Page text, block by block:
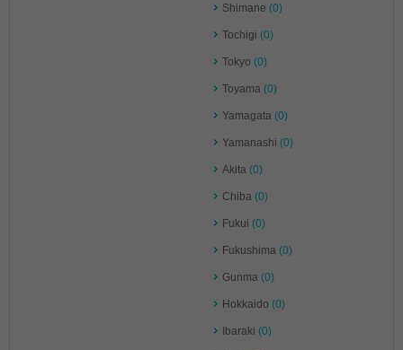
Shimane (0)
Tochigi (0)
Tokyo (0)
Toyama (0)
Yamagata (0)
Yamanashi (0)
Akita (0)
Chiba (0)
Fukui (0)
Fukushima (0)
Gunma (0)
Hokkaido (0)
Ibaraki (0)